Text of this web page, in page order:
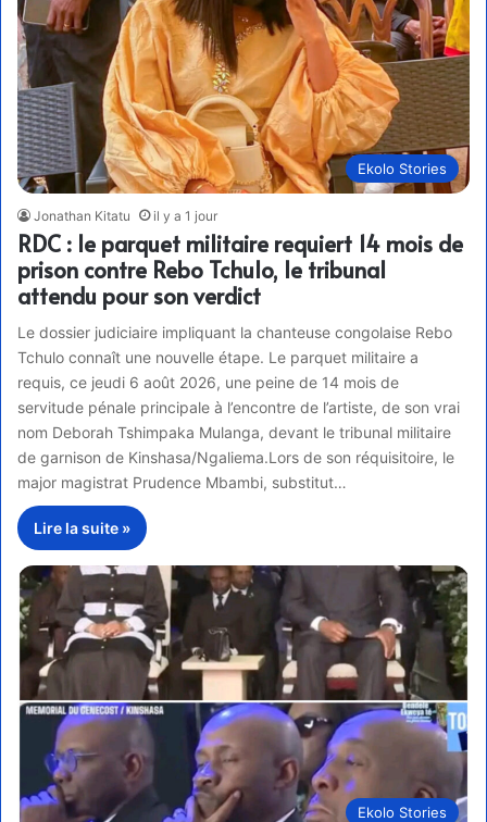
Ekolo Stories
Jonathan Kitatu il y a 1 jour
RDC : le parquet militaire requiert 14 mois de
prison contre Rebo Tchulo, le tribunal
attendu pour son verdict
Le dossier judiciaire impliquant la chanteuse congolaise Rebo
Tchulo connaît une nouvelle étape. Le parquet militaire a
requis, ce jeudi 6 août 2026, une peine de 14 mois de
servitude pénale principale à l’encontre de l’artiste, de son vrai
nom Deborah Tshimpaka Mulanga, devant le tribunal militaire
de garnison de Kinshasa/Ngaliema.Lors de son réquisitoire, le
major magistrat Prudence Mbambi, substitut…
Lire la suite »
Ekolo Stories